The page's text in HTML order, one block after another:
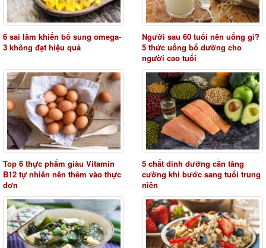
6 sai lầm khiến bổ sung omega-
3 không đạt hiệu quả
Người sau 60 tuổi nên uống gì?
5 thức uống bổ dưỡng cho
người cao tuổi
Top 6 thực phẩm giàu Vitamin
B12 tự nhiên nên thêm vào thực
đơn
5 chất dinh dưỡng cần tăng
cường khi bước sang tuổi trung
niên